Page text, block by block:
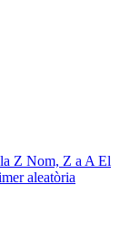
Z Nom, Z a AEl
aleatòria